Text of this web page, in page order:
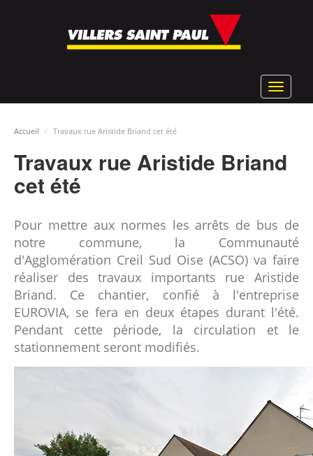
Toggle
Accueil Travaux rue Aristide Briand cet été
Travaux rue Aristide Briand
cet été
Pour mettre aux normes les arrêts de bus de
notre commune, la Communauté
d'Agglomération Creil Sud Oise (ACSO) va faire
réaliser des travaux importants rue Aristide
Briand. Ce chantier, confié à l'entreprise
EUROVIA, se fera en deux étapes durant l'été.
Pendant cette période, la circulation et le
stationnement seront modifiés.